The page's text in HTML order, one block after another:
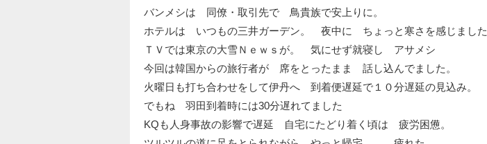
バンメシは 同僚・取引先で 鳥貴族で安上りに。
ホテルは いつもの三井ガーデン。 夜中に ちょっと寒さを感じました
ＴＶでは東京の大雪Ｎｅｗｓが。 気にせず就寝し アサメシ
今回は韓国からの旅行者が 席をとったまま 話し込んでました。
火曜日も打ち合わせをして伊丹へ 到着便遅延で１０分遅延の見込み。
でもね 羽田到着時には30分遅れてました
KQも人身事故の影響で遅延 自宅にたどり着く頃は 疲労困憊。